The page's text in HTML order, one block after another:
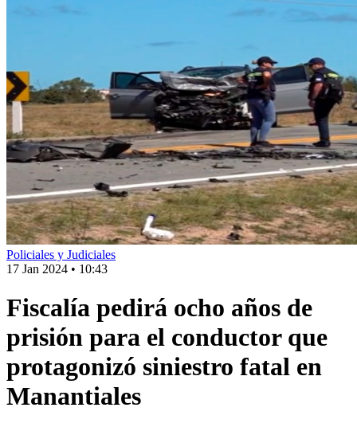
Policiales y Judiciales
17 Jan 2024 • 10:43
Fiscalía pedirá ocho años de
prisión para el conductor que
protagonizó siniestro fatal en
Manantiales